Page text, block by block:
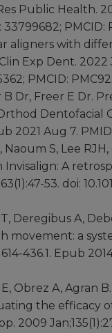
Public Health.
PMCID:
aligners with
Exp Dent. 2022
PMCID:
B Dr, Freer E Dr.
Dentofacial
2021 Aug 7.
Naoum S, Lee
A
53. doi:
T, Deregibus A,
a
436.1. Epub
Obrez A, Agran
the efficacy